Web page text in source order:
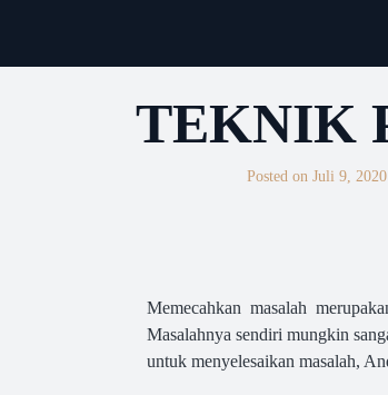
TEKNIK
Posted on Juli 9, 2020
Memecahkan masalah
Masalahnya sendiri mungkin
untuk menyelesaikan masalah,